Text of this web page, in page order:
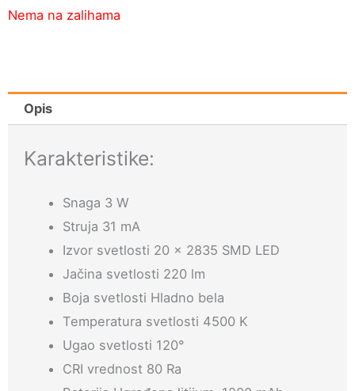
Nema na zalihama
Opis
Karakteristike:
Snaga 3 W
Struja 31 mA
Izvor svetlosti 20 x 2835 SMD LED
Jačina svetlosti 220 lm
Boja svetlosti Hladno bela
Temperatura svetlosti 4500 K
Ugao svetlosti 120°
CRI vrednost 80 Ra